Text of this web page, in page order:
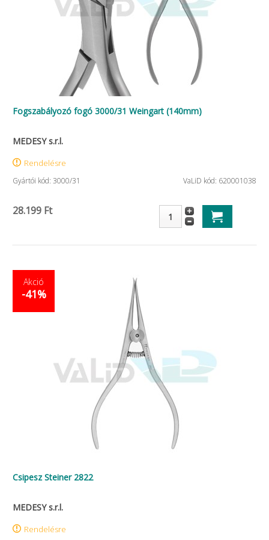
Fogszabályozó fogó 3000/31 Weingart (140mm)
MEDESY s.r.l.
Rendelésre
Gyártói kód: 3000/31 VaLiD kód: 620001038
28.199 Ft
Akció
-41%
Csipesz Steiner 2822
MEDESY s.r.l.
Rendelésre